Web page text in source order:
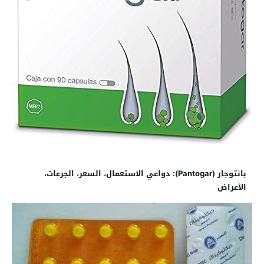
بانتوجار (Pantogar): دواعي الاستعمال، السعر، الجرعات،
الأعراض